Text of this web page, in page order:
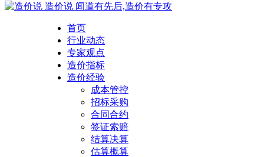
造价说 闻道有先后,造价有专攻
首页
行业动态
专家观点
造价指标
造价经验
成本管控
招标采购
合同合约
签证索赔
结算决算
估算概算